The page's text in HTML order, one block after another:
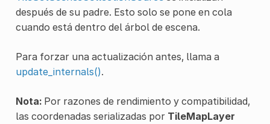
después de su padre. Esto solo se pone en cola
cuando está dentro del árbol de escena.
Para forzar una actualización antes, llama a
update_internals().
Nota:Por razones de rendimiento y compatibilidad,
las coordenadas serializadas por TileMapLayer